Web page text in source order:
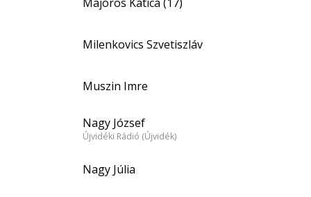
Milenkovics Szvetiszláv
Muszin Imre
Nagy József
Újvidéki Rádió (Újvidék)
Nagy Júlia